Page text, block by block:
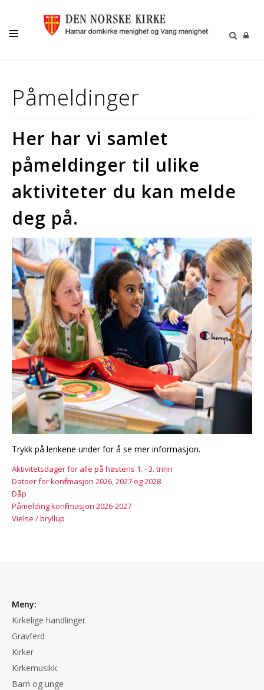
GRAVFERD/GRAVPLASS
KIRKEMUSIKK
BARN OG UNGE
FRIVILLIGHET
DIAKONI
Påmeldinger
Her har vi samlet
påmeldinger til ulike
aktiviteter du kan melde
deg på.
Trykk på lenkene under for å se mer informasjon.
Aktivitetsdager for alle på høstens 1. - 3. trinn
Datoer for konfirmasjon 2026, 2027 og 2028
Dåp
Påmelding konfirmasjon 2026-2027
Vielse / bryllup
Meny:
Kirkelige handlinger
Gravferd
Kirker
Kirkemusikk
Barn og unge